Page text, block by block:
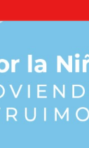
Igualdad